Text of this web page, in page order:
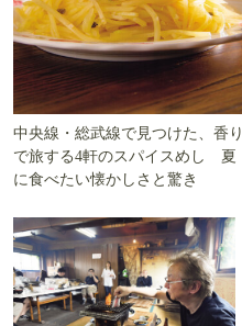
中央線・総武線で見つけた、香り
で旅する4軒のスパイスめし 夏
に食べたい懐かしさと驚き